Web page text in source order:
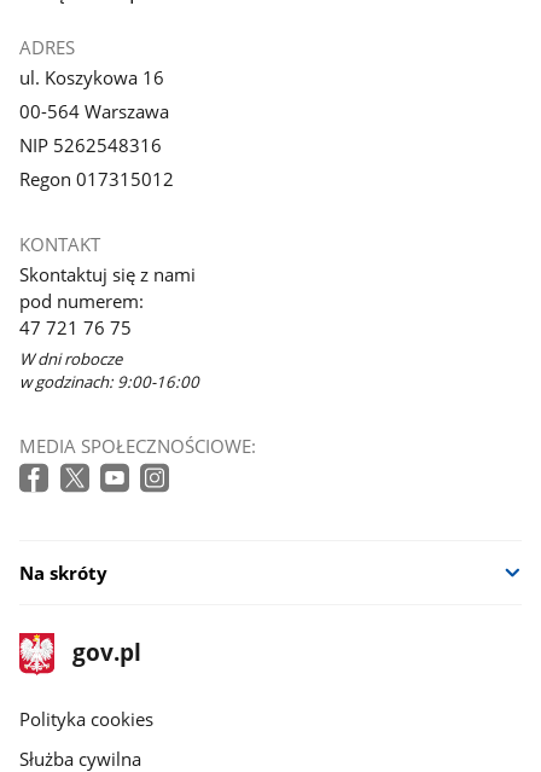
ADRES
ul. Koszykowa 16
00-564 Warszawa
NIP 5262548316
Regon 017315012
KONTAKT
Skontaktuj się z nami
pod numerem:
47 721 76 75
W dni robocze
w godzinach: 9:00-16:00
MEDIA SPOŁECZNOŚCIOWE:
Na skróty
stopka
gov.pl
Strona
gov.pl
gov.pl
Polityka cookies
Służba cywilna